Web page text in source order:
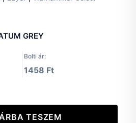
GREY
Bolti ár:
1458 Ft
TESZEM